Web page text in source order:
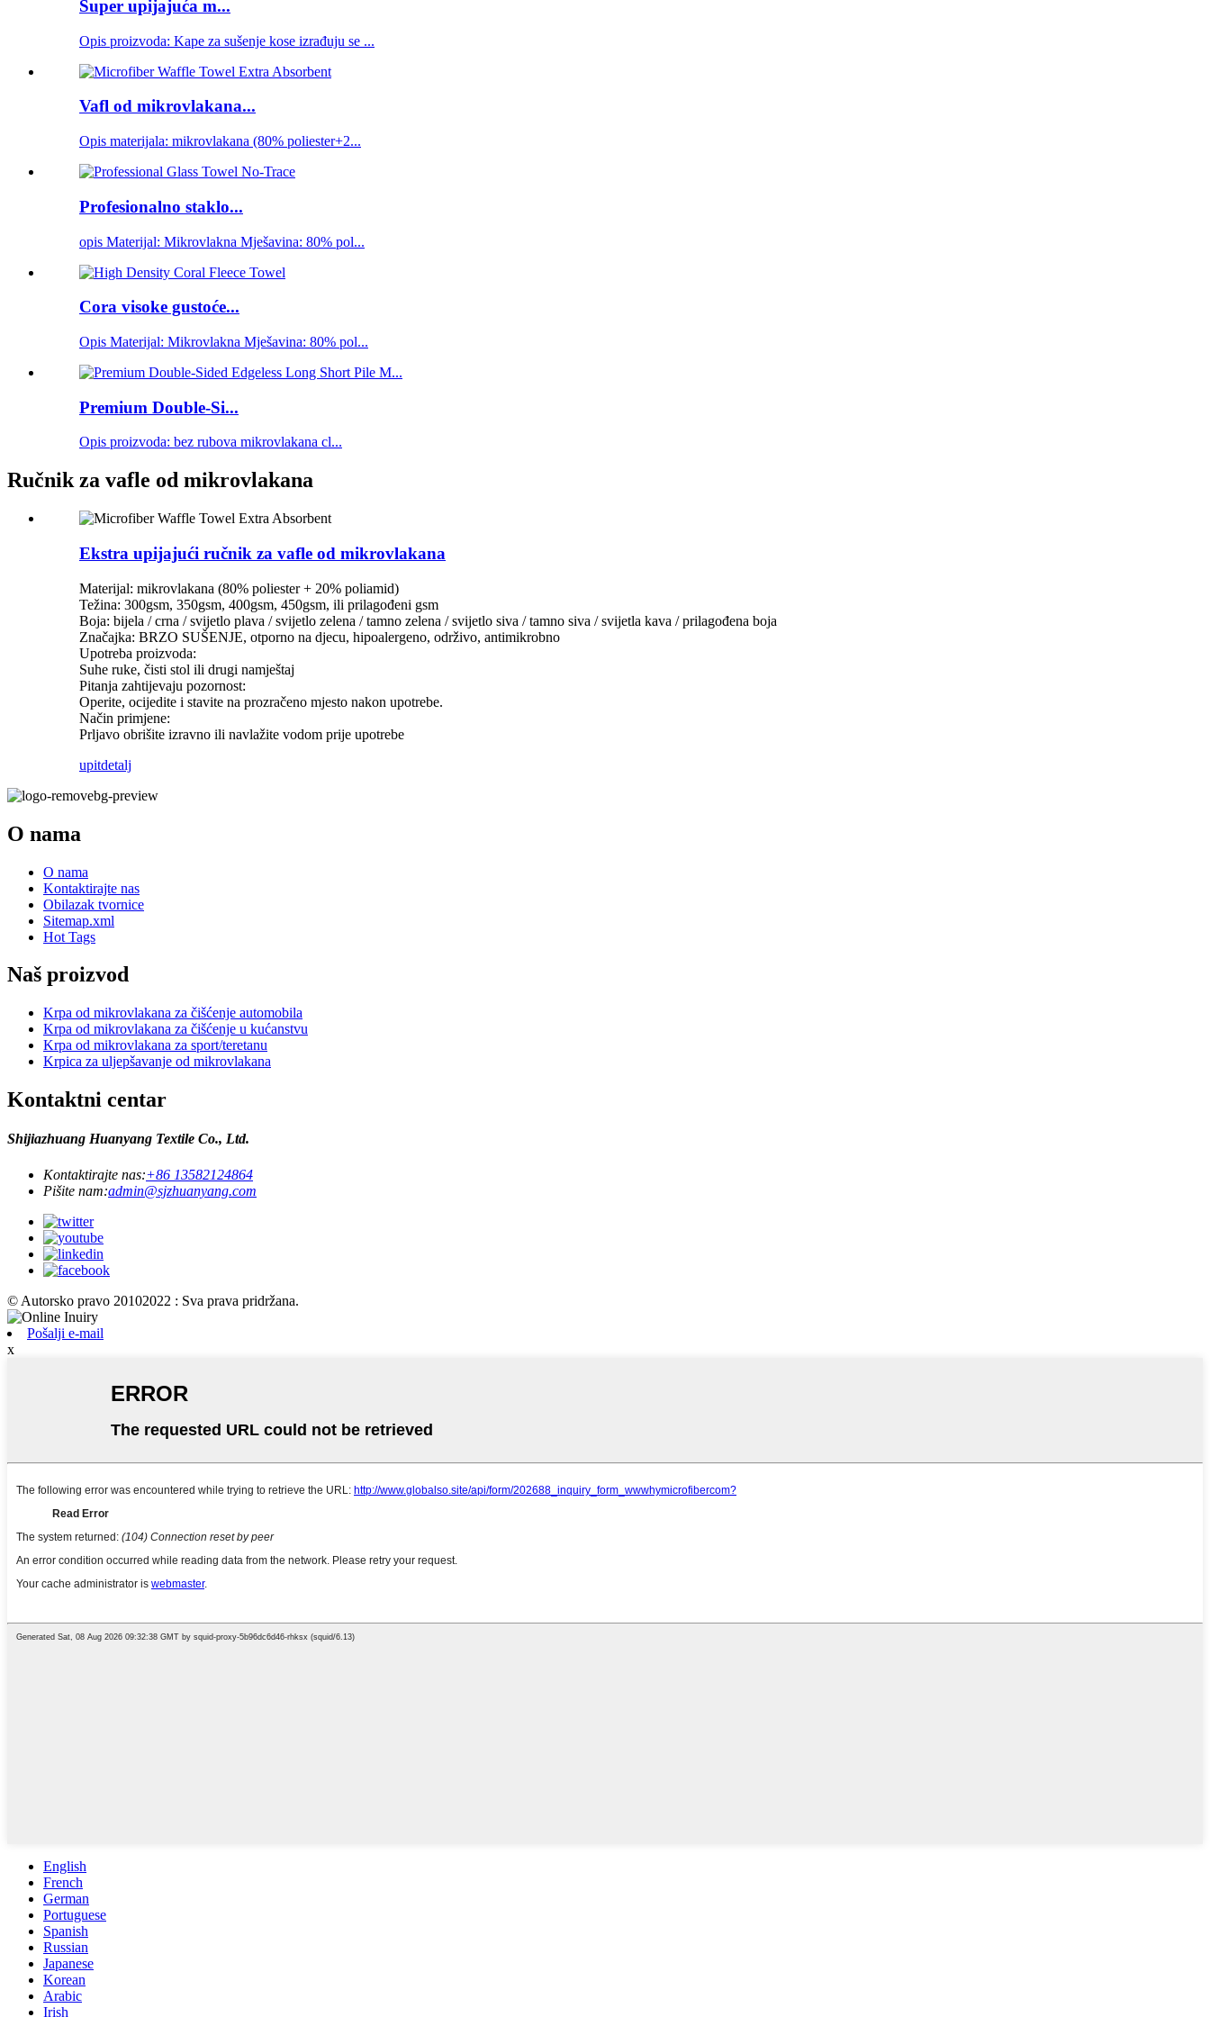
Super upijajuća m...
Opis proizvoda: Kape za sušenje kose izrađuju se ...
Vafl od mikrovlakana...
Opis materijala: mikrovlakana (80% poliester+2...
Profesionalno staklo...
opis Materijal: Mikrovlakna Mješavina: 80% pol...
Cora visoke gustoće...
Opis Materijal: Mikrovlakna Mješavina: 80% pol...
Premium Double-Si...
Opis proizvoda: bez rubova mikrovlakana cl...
Ručnik za vafle od mikrovlakana
Ekstra upijajući ručnik za vafle od mikrovlakana
Materijal: mikrovlakana (80% poliester + 20% poliamid)
Težina: 300gsm, 350gsm, 400gsm, 450gsm, ili prilagođeni gsm
Boja: bijela / crna / svijetlo plava / svijetlo zelena / tamno zelena / svijetlo siva / tamno siva / svijetla kava / prilagođena boja
Značajka: BRZO SUŠENJE, otporno na djecu, hipoalergeno, održivo, antimikrobno
Upotreba proizvoda:
Suhe ruke, čisti stol ili drugi namještaj
Pitanja zahtijevaju pozornost:
Operite, ocijedite i stavite na prozračeno mjesto nakon upotrebe.
Način primjene:
Prljavo obrišite izravno ili navlažite vodom prije upotrebe
upitdetalj
O nama
O nama
Kontaktirajte nas
Obilazak tvornice
Sitemap.xml
Hot Tags
Naš proizvod
Krpa od mikrovlakana za čišćenje automobila
Krpa od mikrovlakana za čišćenje u kućanstvu
Krpa od mikrovlakana za sport/teretanu
Krpica za uljepšavanje od mikrovlakana
Kontaktni centar
Shijiazhuang Huanyang Textile Co., Ltd.
Kontaktirajte nas:+86 13582124864
Pišite nam:admin@sjzhuanyang.com
© Autorsko pravo 20102022 : Sva prava pridržana.
Pošalji e-mail
x
English
French
German
Portuguese
Spanish
Russian
Japanese
Korean
Arabic
Irish